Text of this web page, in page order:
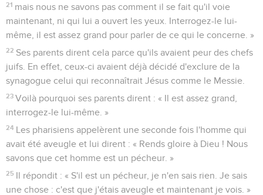
21 mais nous ne savons pas comment il se fait qu'il voie
maintenant, ni qui lui a ouvert les yeux. Interrogez-le lui-
même, il est assez grand pour parler de ce qui le concerne. »
22 Ses parents dirent cela parce qu'ils avaient peur des chefs
juifs. En effet, ceux-ci avaient déjà décidé d'exclure de la
synagogue celui qui reconnaîtrait Jésus comme le Messie.
23 Voilà pourquoi ses parents dirent : « Il est assez grand,
interrogez-le lui-même. »
24 Les pharisiens appelèrent une seconde fois l'homme qui
avait été aveugle et lui dirent : « Rends gloire à Dieu ! Nous
savons que cet homme est un pécheur. »
25 Il répondit : « S'il est un pécheur, je n'en sais rien. Je sais
une chose : c'est que j'étais aveugle et maintenant je vois. »